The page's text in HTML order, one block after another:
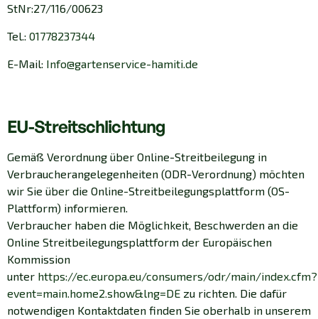
StNr:27/116/00623
Tel.: 01778237344
E-Mail: Info@gartenservice-hamiti.de
EU-Streitschlichtung
Gemäß Verordnung über Online-Streitbeilegung in
Verbraucherangelegenheiten (ODR-Verordnung) möchten
wir Sie über die Online-Streitbeilegungsplattform (OS-
Plattform) informieren.
Verbraucher haben die Möglichkeit, Beschwerden an die
Online Streitbeilegungsplattform der Europäischen
Kommission
unter https://ec.europa.eu/consumers/odr/main/index.cfm?
event=main.home2.show&lng=DE zu richten. Die dafür
notwendigen Kontaktdaten finden Sie oberhalb in unserem